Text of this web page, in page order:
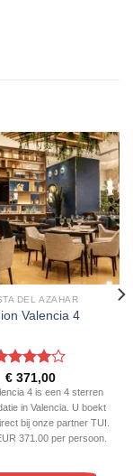
DEL AZAHAR
Valencia 4
Gewaardeerd
uit 5
€371,00
4 is een 4 sterren
in Valencia. U boekt
bij onze partner TUI.
371.00 per persoon.